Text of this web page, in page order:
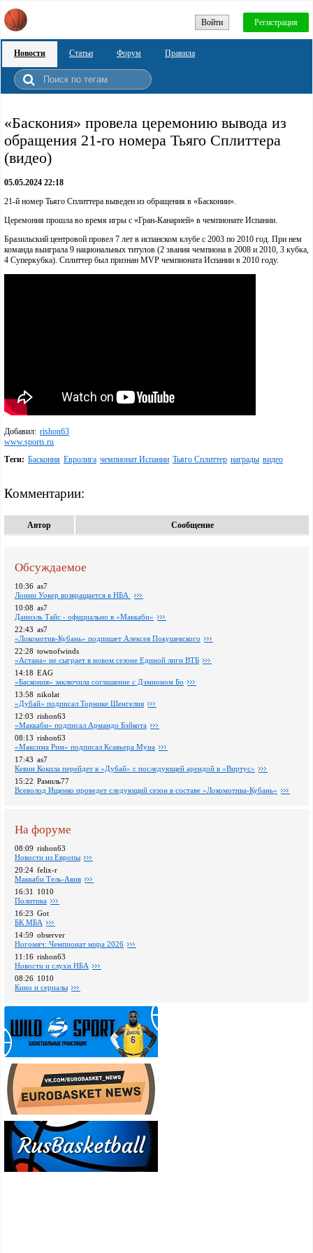
Войти Регистрация
Новости Статьи Форум Правила
«Баскония» провела церемонию вывода из
обращения 21-го номера Тьяго Сплиттера
(видео)
05.05.2024 22:18
21-й номер Тьяго Сплиттера выведен из обращения в «Басконии».
Церемония прошла во время игры с «Гран-Канарией» в чемпионате Испании.
Бразильский центровой провел 7 лет в испанском клубе с 2003 по 2010 год. При нем
команда выиграла 9 национальных титулов (2 звания чемпиона в 2008 и 2010, 3 кубка,
4 Суперкубка). Сплиттер был признан MVP чемпионата Испании в 2010 году.
Добавил: rishon63
www.sports.ru
Теги: Баскония Евролига чемпионат Испании Тьяго Сплиттер награды видео
Комментарии:
Автор Сообщение
Обсуждаемое
10:36 as7
Лонни Уокер возвращается в НБА
10:08 as7
Даниэль Тайс - официально в «Маккаби»
22:43 as7
«Локомотив-Кубань» подпишет Алексея Покушевского
22:28 townofwinds
«Астана» не сыграет в новом сезоне Единой лиги ВТБ
14:18 EAG
«Баскония» заключила соглашение с Дэмионом Бо
13:58 nikolat
«Дубай» подписал Торнике Шенгелия
12:03 rishon63
«Маккаби» подписал Армандо Бэйкота
08:13 rishon63
«Максима Рим» подписал Ксавьера Муна
17:43 as7
Кевин Кокила перейдет в «Дубай» с последующей арендой в «Виртус»
15:22 Рамиль77
Всеволод Ищенко проведет следующий сезон в составе «Локомотива-Кубань»
На форуме
08:09 rishon63
Новости из Европы
20:24 felix-r
Маккаби Тель-Авив
16:31
1010
Политика
16:23 Got
БК МБА
14:59 observer
Ногомяч: Чемпионат мира 2026
11:16 rishon63
Новости и слухи НБА
08:26 1010
Кино и сериалы